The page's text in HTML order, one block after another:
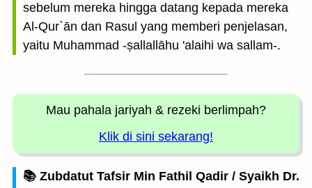
sebelum mereka hingga datang kepada mereka
Al-Qur`ān dan Rasul yang memberi penjelasan,
yaitu Muhammad -ṣallallāhu 'alaihi wa sallam-.
Mau pahala jariyah & rezeki berlimpah?
Klik di sini sekarang!
📚 Zubdatut Tafsir Min Fathil Qadir / Syaikh Dr.